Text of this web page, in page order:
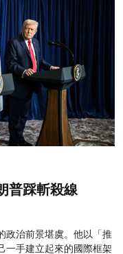
普踩斬殺線
政治前景堪虞。他以「推
一手建立起來的國際框架